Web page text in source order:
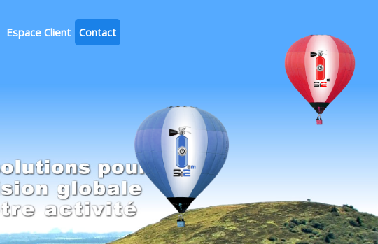
Espace Client Contact